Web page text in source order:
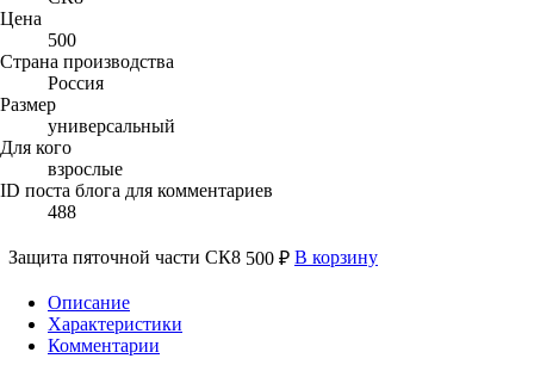
Цена
500
Страна производства
Россия
Размер
универсальный
Для кого
взрослые
ID поста блога для комментариев
488
Защита пяточной части СК8 500 ₽ В корзину
Описание
Характеристики
Комментарии